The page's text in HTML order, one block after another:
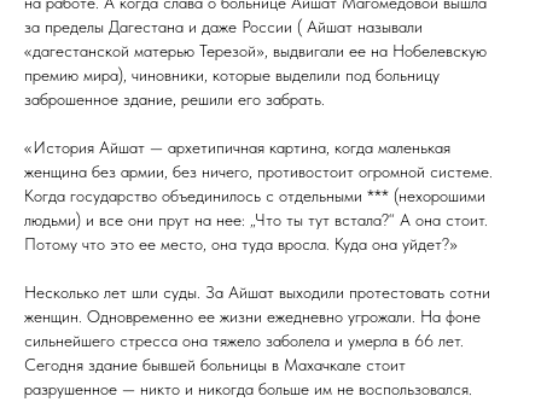
за пределы Дагестана и даже России ( Айшат называли
«дагестанской матерью Терезой», выдвигали ее на Нобелевскую
премию мира), чиновники, которые выделили под больницу
заброшенное здание, решили его забрать.
«История Айшат — архетипичная картина, когда маленькая
женщина без армии, без ничего, противостоит огромной системе.
Когда государство объединилось с отдельными *** (нехорошими
людьми) и все они прут на нее: „Что ты тут встала?“ А она стоит.
Потому что это ее место, она туда вросла. Куда она уйдет?»
Несколько лет шли суды. За Айшат выходили протестовать сотни
женщин. Одновременно ее жизни ежедневно угрожали. На фоне
сильнейшего стресса она тяжело заболела и умерла в 66 лет.
Сегодня здание бывшей больницы в Махачкале стоит
разрушенное — никто и никогда больше им не воспользовался.